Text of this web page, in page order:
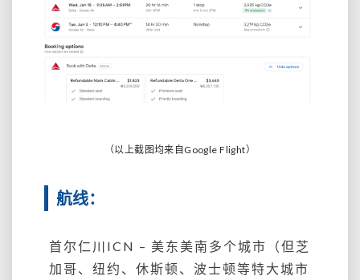
（以上截图均来自Google Flight）
航线：
首尔仁川ICN – 美东美南多个城市（但芝
加哥、纽约、休斯顿、波士顿等特大城市